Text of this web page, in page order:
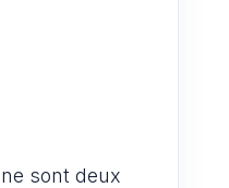
sont deux